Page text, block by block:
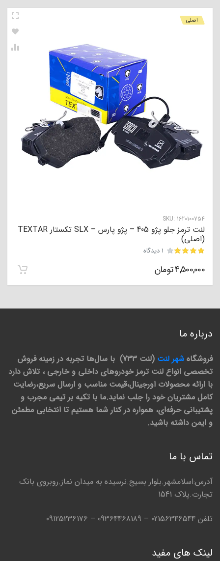
SKU: 1620100754
اصلی
لنت ترمز جلو پژو 405 – پژو پارس – SLX تکستار TEXTAR
(اصلی)
مشتری
1 دیدگاه
4,500,000تومان
درباره ما
فروشگاه شهر لنت
(لنت 733) با سال‌ها تجربه در زمینه فروش
تخصصی انواع لنت ترمز خودروهای داخلی و خارجی ، تلاش دارد
با ارائه محصولات اورجینال،قیمت مناسب و ارسال سریع،رضایت
کامل مشتریان خود را جلب نماید.ما با تکیه بر تیمی مجرب و
پشتیبانی حرفه‌ای، همواره در کنار شما هستیم تا انتخابی مطمئن
و ایمن داشته باشید.
تماس با ما
آدرس:اسلامشهر.بلوار بسیج.نرسیده به میدان نماز.روبروی بانک
تجارت.پلاک 1541
تلفن 02156346544 – 09364468189 – 09125236176
لینک های مفید